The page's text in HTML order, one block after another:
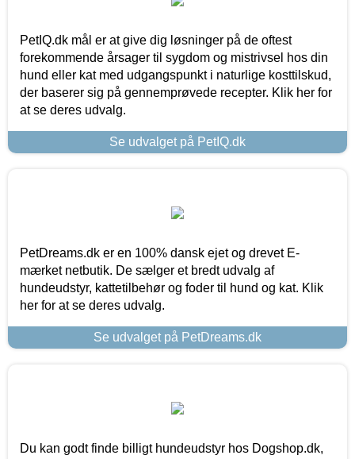
PetIQ.dk mål er at give dig løsninger på de oftest
forekommende årsager til sygdom og mistrivsel hos din
hund eller kat med udgangspunkt i naturlige kosttilskud,
der baserer sig på gennemprøvede recepter. Klik her for
at se deres udvalg.
Se udvalget på PetIQ.dk
PetDreams.dk er en 100% dansk ejet og drevet E-
mærket netbutik. De sælger et bredt udvalg af
hundeudstyr, kattetilbehør og foder til hund og kat. Klik
her for at se deres udvalg.
Se udvalget på PetDreams.dk
Du kan godt finde billigt hundeudstyr hos Dogshop.dk,